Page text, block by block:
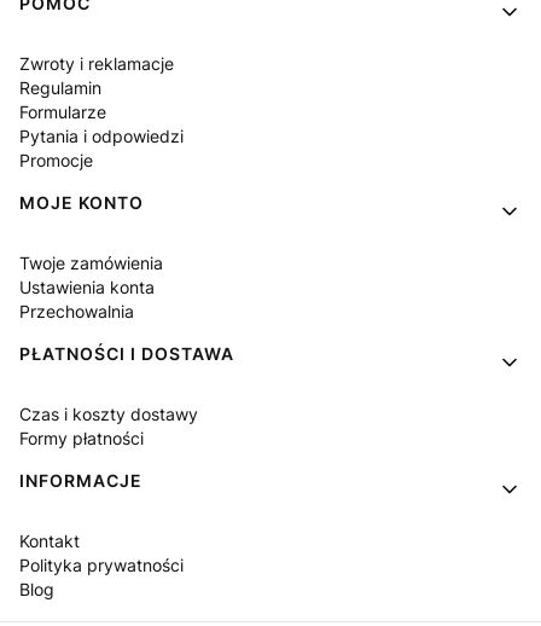
Zwroty i reklamacje
Regulamin
Formularze
Pytania i odpowiedzi
Promocje
MOJE KONTO
Twoje zamówienia
Ustawienia konta
Przechowalnia
PŁATNOŚCI I DOSTAWA
Czas i koszty dostawy
Formy płatności
INFORMACJE
Kontakt
Polityka prywatności
Blog